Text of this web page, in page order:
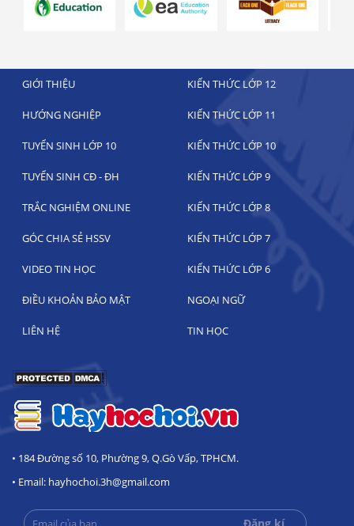
GIỚI THIỆU KIẾN THỨC LỚP 12
HƯỚNG NGHIỆP KIẾN THỨC LỚP 11
TUYỂN SINH LỚP 10 KIẾN THỨC LỚP 10
TUYỂN SINH CĐ - ĐH KIẾN THỨC LỚP 9
TRẮC NGHIỆM ONLINE KIẾN THỨC LỚP 8
GÓC CHIA SẺ HSSV KIẾN THỨC LỚP 7
VIDEO TIN HỌC KIẾN THỨC LỚP 6
ĐIỀU KHOẢN BẢO MẬT NGOẠI NGỮ
LIÊN HỆ TIN HỌC
• 184 Đường số 10, Phường 9, Q.Gò Vấp, TPHCM.
• Email: hayhochoi.3h@gmail.com